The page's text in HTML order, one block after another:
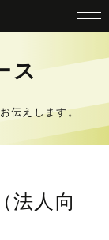
ス
伝えします。
法人向